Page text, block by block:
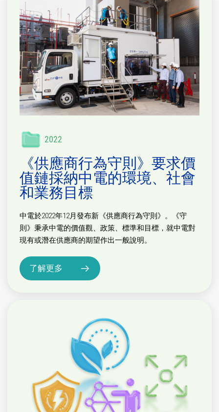
2022
《供應商行為守則》要求價
值鏈採納中電的環境、社會
和業務目標
中電於2022年12月發布新《供應商行為守則》。《守
則》秉承中電的價值觀、政策、標準和目標，就中電對
現有或潛在供應商的期望作出一般說明。
了解更多